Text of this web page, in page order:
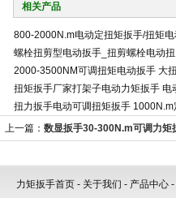
相关产品
800-2000N.m电动定扭矩扳手/扭矩
螺栓扭剪型电动扳手_扭剪螺栓电动
2000-3500NM可调扭矩电动扳手 大
扭矩扳手厂家打架子电动力矩扳手 电
扭力扳手电动可调扭矩扳手
上一篇： 数显扳手30-300N.m可调力矩
力矩扳手首页 - 关于我们 - 产品中心 -